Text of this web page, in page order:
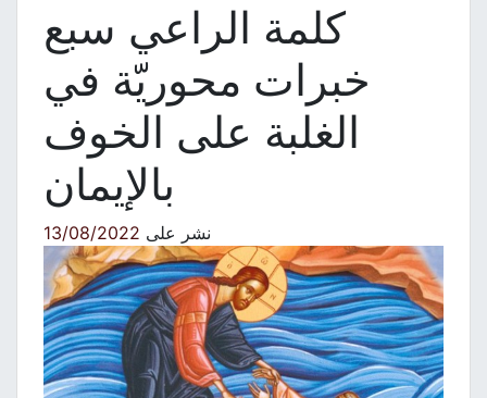
كلمة الراعي سبع
خبرات محوريّة في
الغلبة على الخوف
بالإيمان
نشر على13/08/2022